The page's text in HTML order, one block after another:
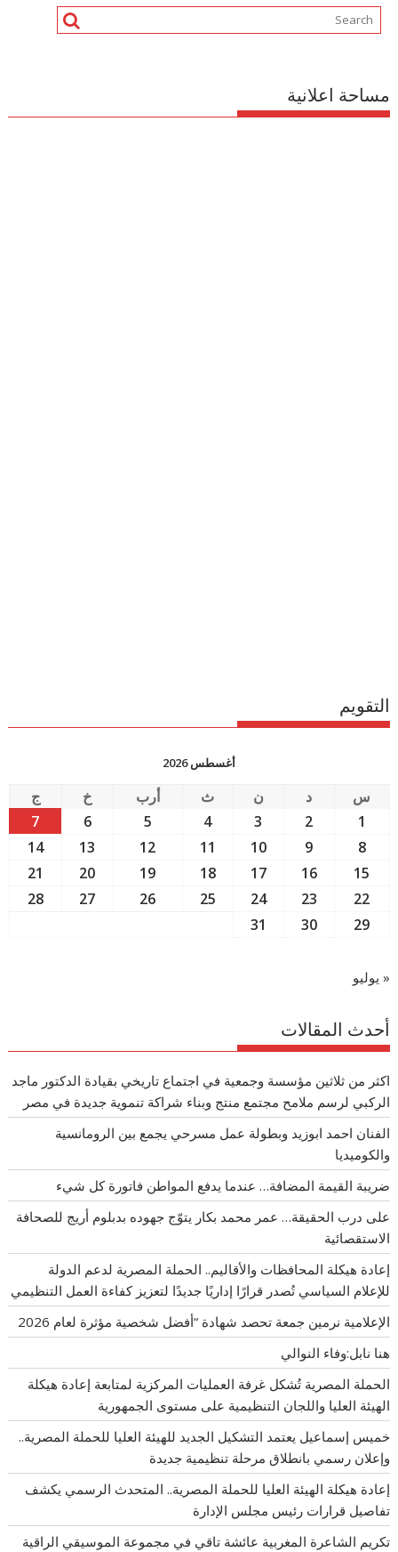
مساحة اعلانية
التقويم
أغسطس 2026
س د ن ث أرب خ
ج
1
2
3
4
5
6
7
8
9
10
11
12
13
14
15
16
17
18
19
20
21
22
23
24
25
26
27
28
29
30
31
« يوليو
أحدث المقالات
اكثر من ثلاثين مؤسسة وجمعية في اجتماع تاريخي بقيادة الدكتور ماجد
الركبي لرسم ملامح مجتمع منتج وبناء شراكة تنموية جديدة في مصر
الفنان احمد ابوزيد وبطولة عمل مسرحي يجمع بين الرومانسية
والكوميديا
ضريبة القيمة المضافة… عندما يدفع المواطن فاتورة كل شيء
على درب الحقيقة… عمر محمد بكار يتوّج جهوده بدبلوم أريج للصحافة
الاستقصائية
إعادة هيكلة المحافظات والأقاليم.. الحملة المصرية لدعم الدولة
للإعلام السياسي تُصدر قرارًا إداريًا جديدًا لتعزيز كفاءة العمل التنظيمي
الإعلامية نرمين جمعة تحصد شهادة “أفضل شخصية مؤثرة لعام 2026
هنا نابل:وفاء النوالي
الحملة المصرية تُشكل غرفة العمليات المركزية لمتابعة إعادة هيكلة
الهيئة العليا واللجان التنظيمية على مستوى الجمهورية
خميس إسماعيل يعتمد التشكيل الجديد للهيئة العليا للحملة المصرية..
وإعلان رسمي بانطلاق مرحلة تنظيمية جديدة
إعادة هيكلة الهيئة العليا للحملة المصرية.. المتحدث الرسمي يكشف
تفاصيل قرارات رئيس مجلس الإدارة
تكريم الشاعرة المغربية عائشة تاقي في مجموعة الموسيقي الراقية